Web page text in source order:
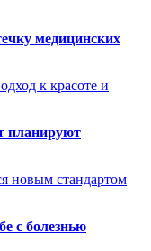
медицинских
к красоте и
планируют
новым стандартом
с болезнью